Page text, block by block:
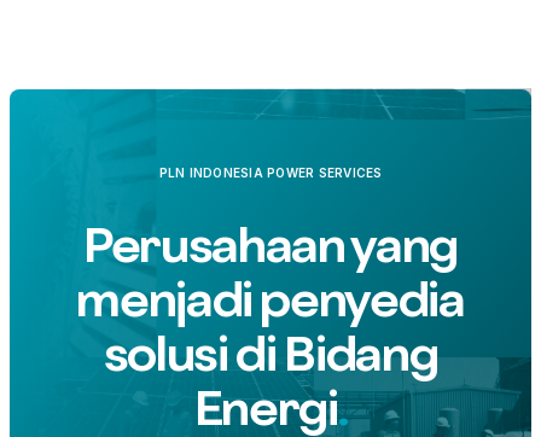
PLN INDONESIA POWER SERVICES
Perusahaan yang
menjadi penyedia
solusi di Bidang
Energi